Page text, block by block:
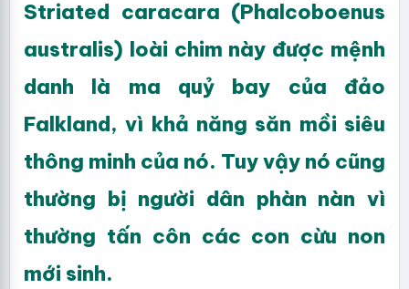
Striated caracara (Phalcoboenus
australis) loài chim này được mệnh
danh là ma quỷ bay của đảo
Falkland, vì khả năng săn mồi siêu
thông minh của nó. Tuy vậy nó cũng
thường bị người dân phàn nàn vì
thường tấn côn các con cừu non
mới sinh.